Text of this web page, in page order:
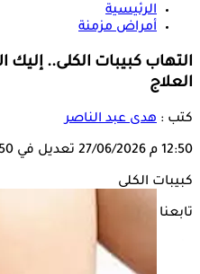
الرئيسية
أمراض مزمنة
التهاب كبيبات الكلى..
العلاج
كتب : هدى عبد الناصر
12:50 م 27/06/2026 تعديل في 12:50 م
كبيبات الكلى
تابعنا على